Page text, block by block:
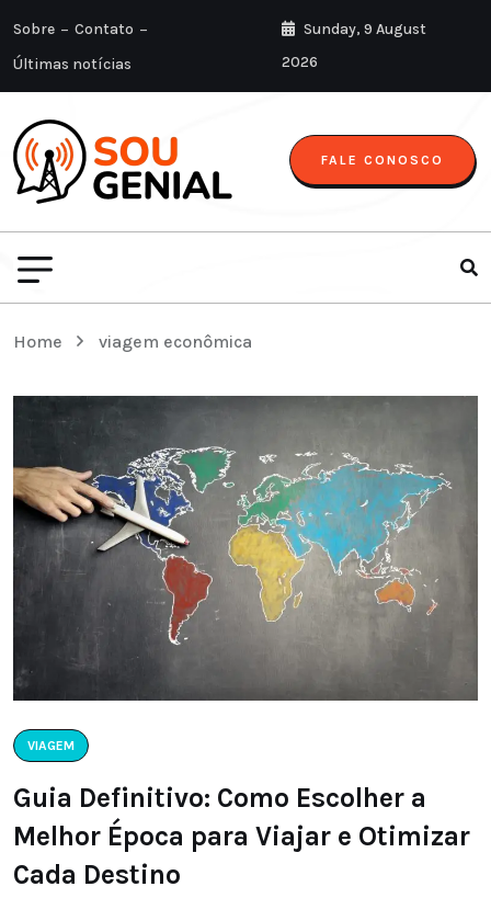
Sobre
Contato
Últimas notícias
Sunday, 9 August
2026
FALE CONOSCO
Home viagem econômica
VIAGEM
Guia Definitivo: Como Escolher a
Melhor Época para Viajar e Otimizar
Cada Destino